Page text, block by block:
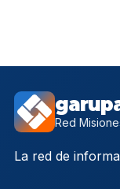
Red
La red de